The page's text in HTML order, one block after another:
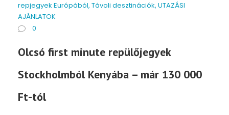
repjegyek Európából, Távoli desztinációk, UTAZÁSI
AJÁNLATOK
0
Olcsó first minute repülőjegyek
Stockholmból Kenyába – már 130 000
Ft-tól